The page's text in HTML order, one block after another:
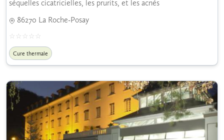
séquelles cicatricielles, les prurits, et les acnés
86270 La Roche-Posay
Cure thermale